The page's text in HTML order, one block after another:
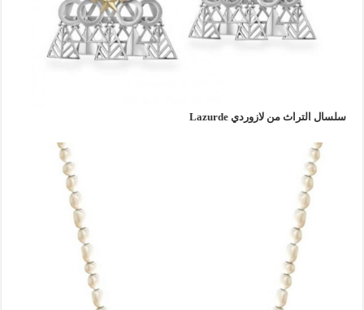
سلسال التراث من لازوردي Lazurde